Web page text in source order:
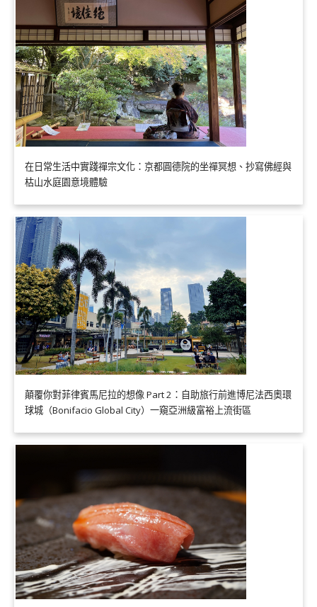
在日常生活中實踐禪宗文化：京都圓德院的坐禪冥想、抄寫佛經與
枯山水庭園意境體驗
顛覆你對菲律賓馬尼拉的想像 Part 2：自助旅行前進博尼法西奧環
球城（Bonifacio Global City）一窺亞洲級富裕上流街區